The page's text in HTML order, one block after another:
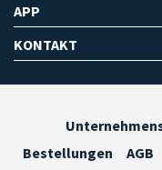
APP
KONTAKT
Bestellungen
AGB